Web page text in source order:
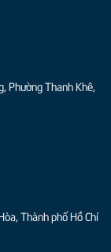
Phường Thanh Khê,
Thành phố Hồ Chí